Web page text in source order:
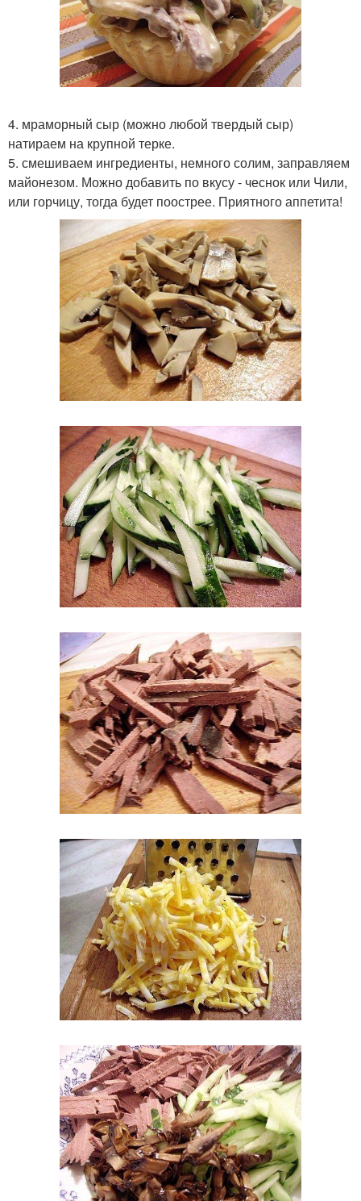
4. мраморный сыр (можно любой твердый сыр)
натираем на крупной терке.
5. смешиваем ингредиенты, немного солим, заправляем
майонезом. Можно добавить по вкусу - чеснок или Чили,
или горчицу, тогда будет поострее. Приятного аппетита!